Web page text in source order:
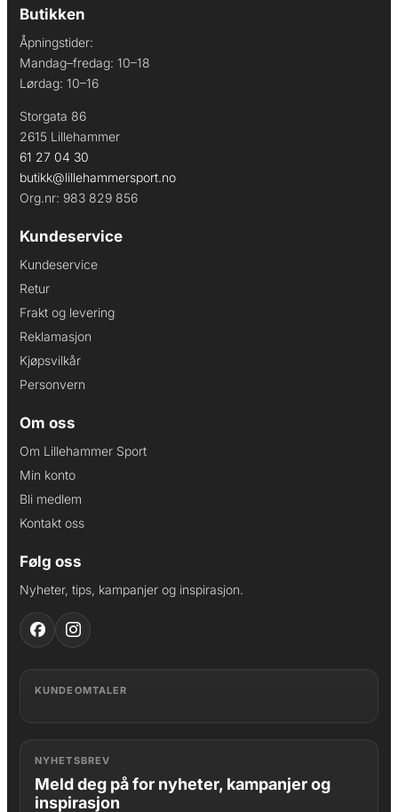
Butikken
Åpningstider:
Mandag–fredag: 10–18
Lørdag: 10–16
Storgata 86
2615 Lillehammer
61 27 04 30
butikk@lillehammersport.no
Org.nr: 983 829 856
Kundeservice
Kundeservice
Retur
Frakt og levering
Reklamasjon
Kjøpsvilkår
Personvern
Om oss
Om Lillehammer Sport
Min konto
Bli medlem
Kontakt oss
Følg oss
Nyheter, tips, kampanjer og inspirasjon.
KUNDEOMTALER
NYHETSBREV
Meld deg på for nyheter, kampanjer og
inspirasjon